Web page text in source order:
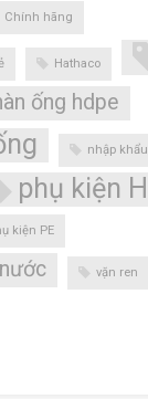
Chính hãng
Hathaco
ống hdpe
nhập khẩu
phụ kiện
kiện PE
vặn ren